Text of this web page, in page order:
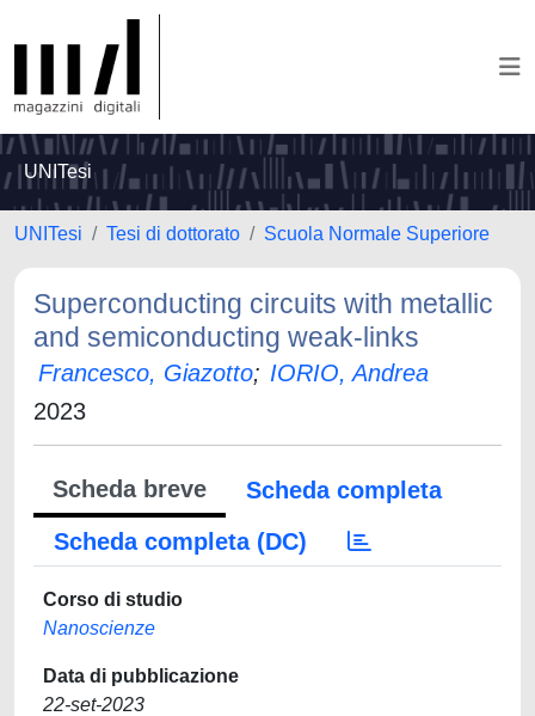
UNITesi
UNITesi Tesi di dottorato Scuola Normale Superiore
Superconducting circuits with metallic
and semiconducting weak-links
Francesco, Giazotto; IORIO, Andrea
2023
Scheda breve
Scheda completa
Scheda completa (DC)
Corso di studio
Nanoscienze
Data di pubblicazione
22-set-2023